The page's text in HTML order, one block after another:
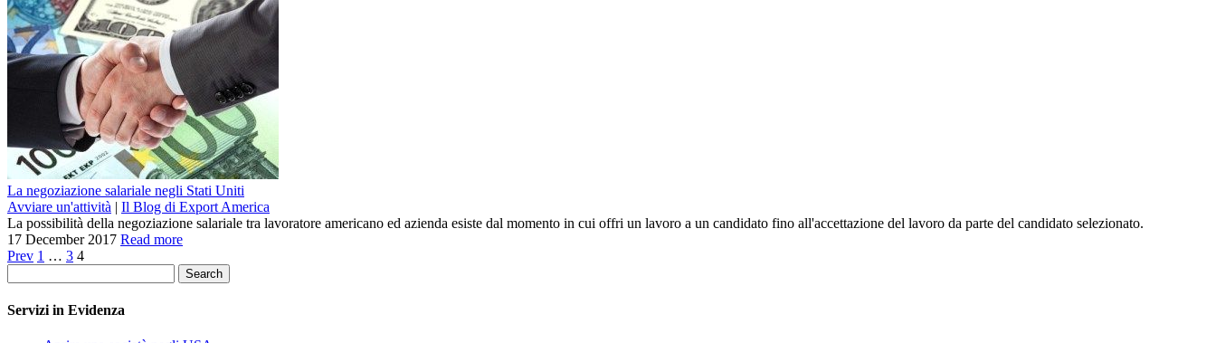
La negoziazione salariale negli Stati Uniti
Avviare un'attività | Il Blog di Export America
La possibilità della negoziazione salariale tra lavoratore americano ed azienda esiste dal momento in cui offri un lavoro a un candidato fino all'accettazione del lavoro da parte del candidato selezionato.
17 December 2017 Read more
Prev 1 … 3 4
Search
Servizi in Evidenza